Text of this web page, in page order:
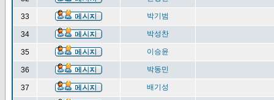
33 박기범
34 박성찬
35 이승윤
36 박동민
37 배기성